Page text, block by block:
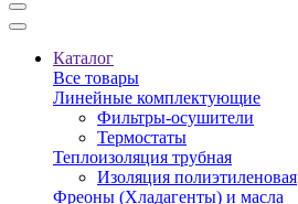
Каталог
Все товары
Линейные комплектующие
Фильтры-осушители
Термостаты
Теплоизоляция трубная
Изоляция полиэтиленовая
Фреоны (Хладагенты) и масла